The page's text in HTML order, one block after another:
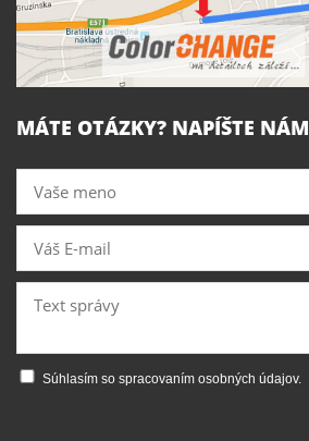
MÁTE OTÁZKY? NAPÍŠTE NÁM
Súhlasím so spracovaním osobných údajov.